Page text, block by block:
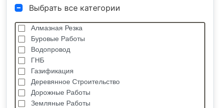
Выбрать все категории
Алмазная Резка
Буровые Работы
Водопровод
ГНБ
Газификация
Деревянное Строительство
Дорожные Работы
Земляные Работы